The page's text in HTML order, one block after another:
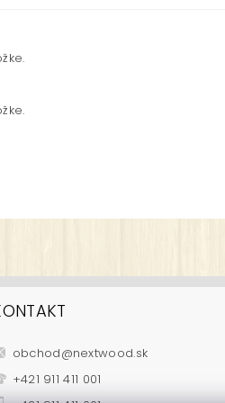
ochrany osobných údajov
obchod@nextwood.sk
+421 911 411 001